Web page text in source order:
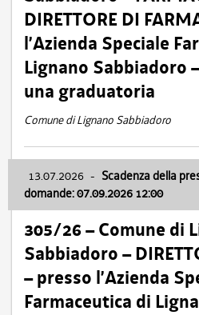
DIRETTORE DI
l’Azienda Speciale
Lignano Sabbiadoro
una graduatoria
Comune di Lignano Sabbiadoro
13.07.2026 - Scadenza della
domande: 07.09.2026 12:00
305/26 – Comune di
Sabbiadoro –
– presso l’Azienda
Farmaceutica di